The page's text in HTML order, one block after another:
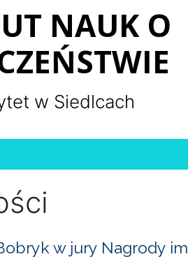
NAUK O
w Siedlcach
w jury Nagrody